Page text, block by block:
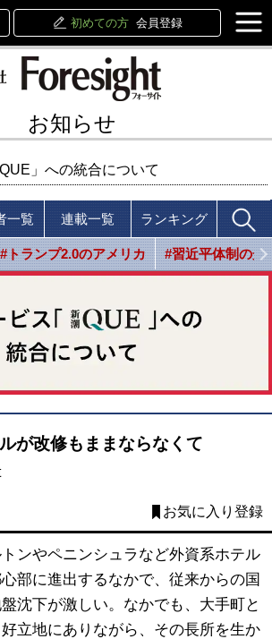
初めての方 会員登録
お知らせ
」への統合について
一覧 連載一覧 ランキング
#トランプ2.0のアメリカ #習近平体制の光
が改修もままならなくて
お気に入り登録
ンやペニンシュラなど外資系ホテル
部に進出するなかで、従来からの国
沈下が激しい。なかでも、大手町と
立地にありながら、その長所を生か